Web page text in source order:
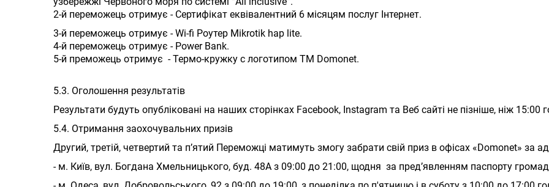
2-й переможець отримує - Сертифікат еквівалентний 6 місяцям послуг Інтернет.
3-й переможець отримує - Wi-fi Роутер Mikrotik hap lite.
4-й переможець отримує - Power Bank.
5-й преможець отримує - Термо-кружку с логотипом ТМ Domonet.
5.3. Оголошення результатів
Результати будуть опубліковані на наших сторінках Facebook, Instagram та Веб сайті не пізніше, ніж 15:00
5.4. Отримання заохочувальних призів
Другий, третій, четвертий та пʼятий Переможці матимуть змогу забрати свій приз в офісах «Domonet» за
- м. Київ, вул. Богдана Хмельницького, буд. 48А з 09:00 до 21:00, щодня за пред’явленням паспорту